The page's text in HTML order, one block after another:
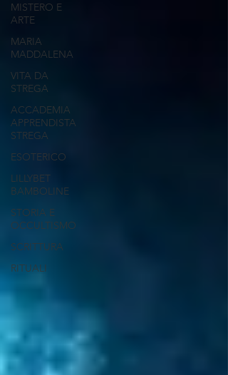
MISTERO E
ARTE
MARIA
MADDALENA
VITA DA
STREGA
ACCADEMIA
APPRENDISTA
STREGA
ESOTERICO
LILLYBET
BAMBOLINE
STORIA E
OCCULTISMO
SCRITTURA
RITUALI